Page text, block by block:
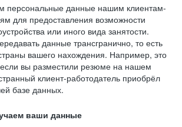
персональные данные нашим клиентам-
для предоставления возможности
или иного вида занятости.
данные трансгранично, то есть
вашего нахождения. Например, это
вы разместили резюме на нашем
клиент-работодатель приобрёл
базе данных.
ваши данные